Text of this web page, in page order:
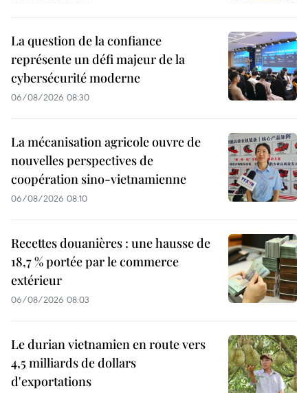
La question de la confiance
représente un défi majeur de la
cybersécurité moderne
06/08/2026 08:30
La mécanisation agricole ouvre de
nouvelles perspectives de
coopération sino-vietnamienne
06/08/2026 08:10
Recettes douanières : une hausse de
18,7 % portée par le commerce
extérieur
06/08/2026 08:03
Le durian vietnamien en route vers
4,5 milliards de dollars
d'exportations